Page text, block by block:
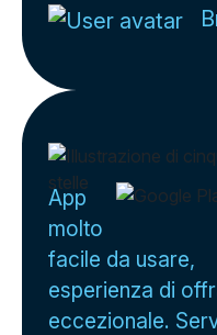
App
molto
facile da usare,
esperienza di
eccezionale.